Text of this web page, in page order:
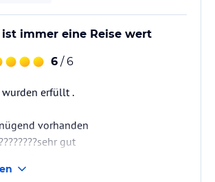
ist immer eine Reise wert
6 / 6
wurden erfüllt .
vorhanden
gut
die Jahre gekommen aber das